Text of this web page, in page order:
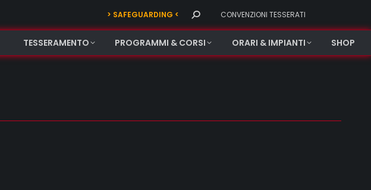
> SAFEGUARDING < Search: CONVENZIONI TESSERATI
TESSERAMENTO PROGRAMMI & CORSI ORARI & IMPIANTI SHOP